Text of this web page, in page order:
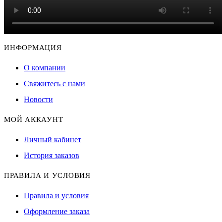
ИНФОРМАЦИЯ
О компании
Свяжитесь с нами
Новости
МОЙ АККАУНТ
Личный кабинет
История заказов
ПРАВИЛА И УСЛОВИЯ
Правила и условия
Оформление заказа